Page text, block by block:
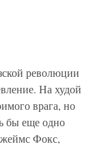
революции
На худой
врага, но
бы еще одно
Фокс,